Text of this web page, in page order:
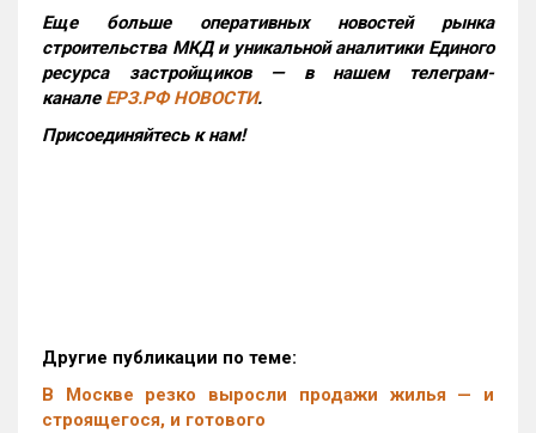
Еще больше оперативных новостей рынка
строительства МКД и уникальной аналитики Единого
ресурса застройщиков — в нашем телеграм-
канале ЕРЗ.РФ НОВОСТИ.
Присоединяйтесь к нам!
Другие публикации по теме:
В Москве резко выросли продажи жилья — и
строящегося, и готового